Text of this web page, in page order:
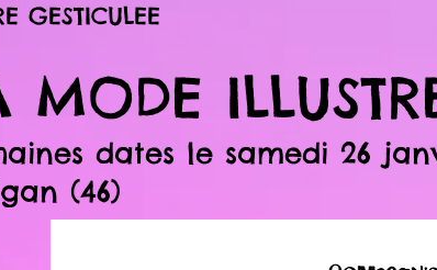
GESTICULEE
MODE
dates le samedi 26
(46)